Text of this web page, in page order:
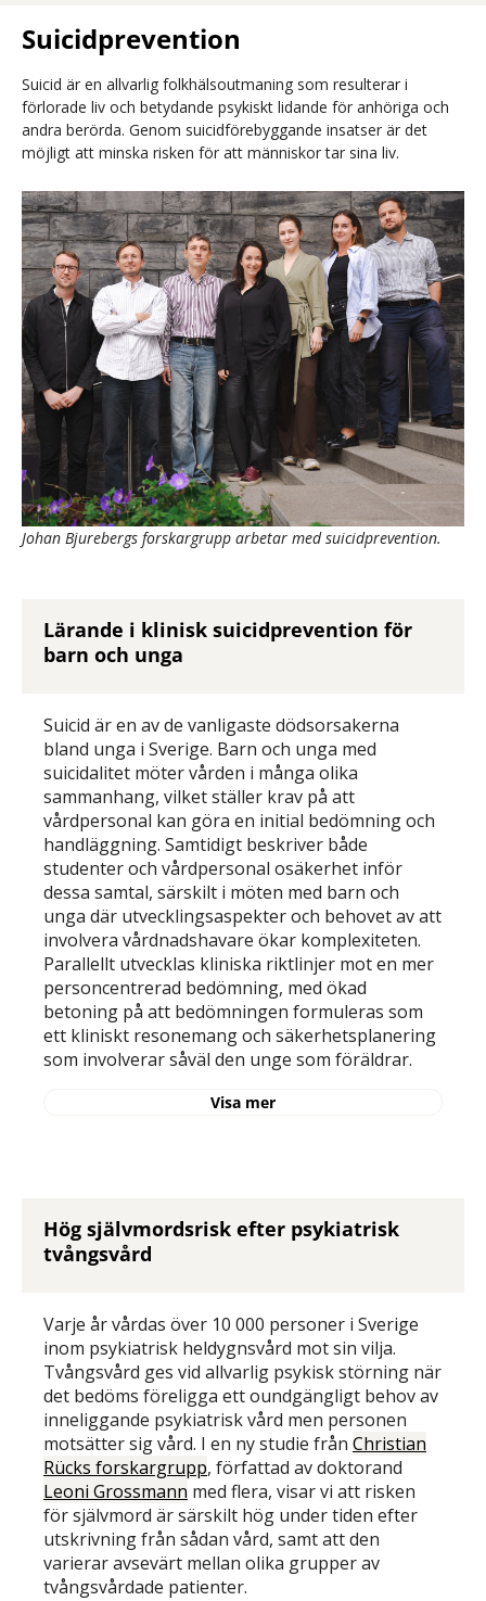
Suicidprevention
Suicid är en allvarlig folkhälsoutmaning som resulterar i
förlorade liv och betydande psykiskt lidande för anhöriga och
andra berörda. Genom suicidförebyggande insatser är det
möjligt att minska risken för att människor tar sina liv.
Johan Bjurebergs forskargrupp arbetar med suicidprevention.
Lärande i klinisk suicidprevention för
barn och unga
Suicid är en av de vanligaste dödsorsakerna
bland unga i Sverige. Barn och unga med
suicidalitet möter vården i många olika
sammanhang, vilket ställer krav på att
vårdpersonal kan göra en initial bedömning och
handläggning. Samtidigt beskriver både
studenter och vårdpersonal osäkerhet inför
dessa samtal, särskilt i möten med barn och
unga där utvecklingsaspekter och behovet av att
involvera vårdnadshavare ökar komplexiteten.
Parallellt utvecklas kliniska riktlinjer mot en mer
personcentrerad bedömning, med ökad
betoning på att bedömningen formuleras som
ett kliniskt resonemang och säkerhetsplanering
som involverar såväl den unge som föräldrar.
Visa mer
Hög självmordsrisk efter psykiatrisk
tvångsvård
Varje år vårdas över 10 000 personer i Sverige
inom psykiatrisk heldygnsvård mot sin vilja.
Tvångsvård ges vid allvarlig psykisk störning när
det bedöms föreligga ett oundgängligt behov av
inneliggande psykiatrisk vård men personen
motsätter sig vård. I en ny studie från Christian
Rücks forskargrupp, författad av doktorand
Leoni Grossmann med flera, visar vi att risken
för självmord är särskilt hög under tiden efter
utskrivning från sådan vård, samt att den
varierar avsevärt mellan olika grupper av
tvångsvårdade patienter.